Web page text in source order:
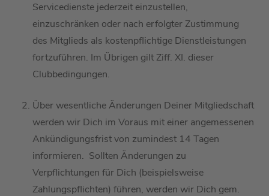
Servicedienste jederzeit einzustellen,
einzuschränken oder nach erfolgter Zustimmung
des Mitglieds als kostenpflichtige Dienstleistungen
fortzuführen. Im Übrigen gilt Ziff. XI. dieser
Clubbedingungen.
Über wesentliche Änderungen Deiner Mitgliedschaft
werden wir Dich im Voraus mit einer angemessenen
Ankündigungsfrist von zumindest 14 Tagen
informieren. Sollten Änderungen zu
Verpflichtungen für Dich (beispielsweise
Zahlungspflichten) führen, werden wir Dich gem.